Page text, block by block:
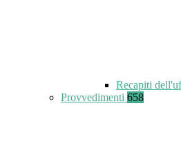
Recapiti
Provvedimenti 658